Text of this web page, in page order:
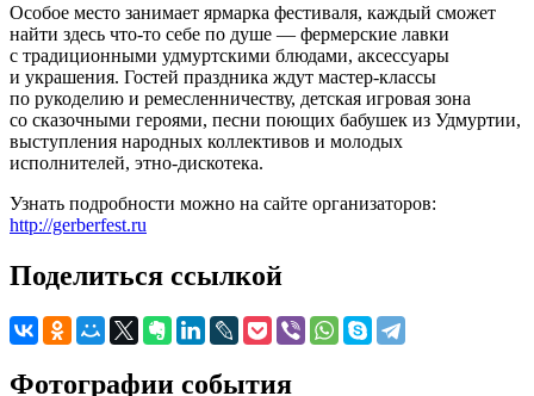
Особое место занимает ярмарка фестиваля, каждый сможет
найти здесь что-то себе по душе — фермерские лавки
с традиционными удмуртскими блюдами, аксессуары
и украшения. Гостей праздника ждут мастер-классы
по рукоделию и ремесленничеству, детская игровая зона
со сказочными героями, песни поющих бабушек из Удмуртии,
выступления народных коллективов и молодых
исполнителей, этно-дискотека.
Узнать подробности можно на сайте организаторов:
http://gerberfest.ru
Поделиться ссылкой
Фотографии события